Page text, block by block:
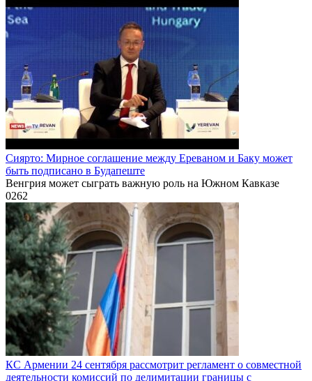
Сиярто: Мирное соглашение между Ереваном и Баку может
быть подписано в Будапеште
Венгрия может сыграть важную роль на Южном Кавказе
0262
КС Армении 24 сентября рассмотрит регламент о совместной
деятельности комиссий по делимитации границы с